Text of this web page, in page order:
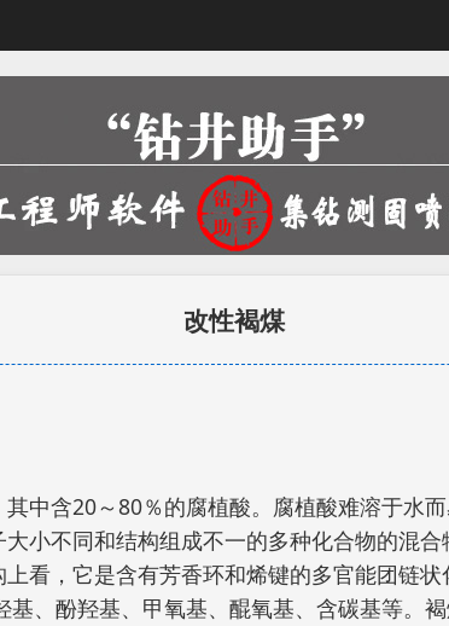
改性褐煤
其中含20～80％的腐植酸。腐植酸难溶于水
小不同和结构组成不一的多种化合物的混合
看，它是含有芳香环和烯键的多官能团链
、酚羟基、甲氧基、醌氧基、含碳基等。